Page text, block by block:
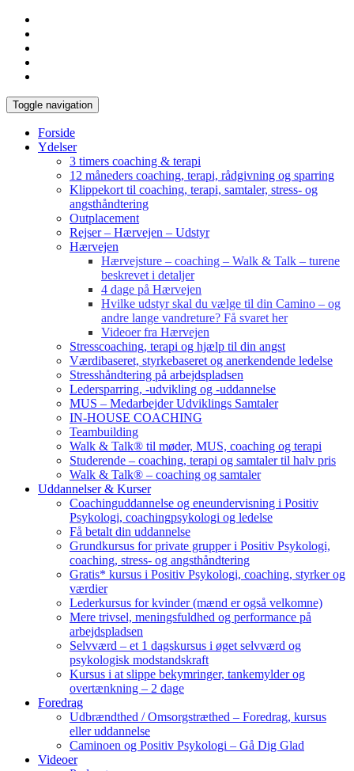
Toggle navigation
Forside
Ydelser
3 timers coaching & terapi
12 måneders coaching, terapi, rådgivning og sparring
Klippekort til coaching, terapi, samtaler, stress- og
angsthåndtering
Outplacement
Rejser – Hærvejen – Udstyr
Hærvejen
Hærvejsture – coaching – Walk & Talk – turene
beskrevet i detaljer
4 dage på Hærvejen
Hvilke udstyr skal du vælge til din Camino – og
andre lange vandreture? Få svaret her
Videoer fra Hærvejen
Stresscoaching, terapi og hjælp til din angst
Værdibaseret, styrkebaseret og anerkendende ledelse
Stresshåndtering på arbejdspladsen
Ledersparring, -udvikling og -uddannelse
MUS – Medarbejder Udviklings Samtaler
IN-HOUSE COACHING
Teambuilding
Walk & Talk® til møder, MUS, coaching og terapi
Studerende – coaching, terapi og samtaler til halv pris
Walk & Talk® – coaching og samtaler
Uddannelser & Kurser
Coachinguddannelse og eneundervisning i Positiv
Psykologi, coachingpsykologi og ledelse
Få betalt din uddannelse
Grundkursus for private grupper i Positiv Psykologi,
coaching, stress- og angsthåndtering
Gratis* kursus i Positiv Psykologi, coaching, styrker og
værdier
Lederkursus for kvinder (mænd er også velkomne)
Mere trivsel, meningsfuldhed og performance på
arbejdspladsen
Selvværd – et 1 dagskursus i øget selvværd og
psykologisk modstandskraft
Kursus i at slippe bekymringer, tankemylder og
overtænkning – 2 dage
Foredrag
Udbrændthed / Omsorgstræthed – Foredrag, kursus
eller uddannelse
Caminoen og Positiv Psykologi – Gå Dig Glad
Videoer